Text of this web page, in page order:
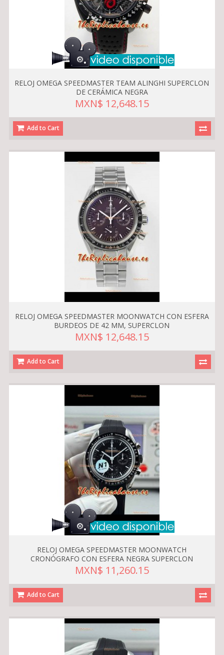
RELOJ OMEGA SPEEDMASTER TEAM ALINGHI SUPERCLON
DE CERÁMICA NEGRA
MXN$ 12,648.15
Add to Cart
RELOJ OMEGA SPEEDMASTER MOONWATCH CON ESFERA
BURDEOS DE 42 MM, SUPERCLON
MXN$ 12,648.15
Add to Cart
RELOJ OMEGA SPEEDMASTER MOONWATCH
CRONÓGRAFO CON ESFERA NEGRA SUPERCLON
MXN$ 11,260.15
Add to Cart